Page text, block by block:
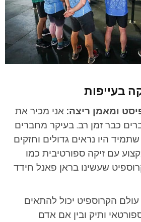
בעייפות
ומאמן ריצה: אני מכיר את
כבר זמן רב. בעיקר מחברים
היו נראים גדולים וחזקים
עם זיקה ספורטיבית כמו
שעשינו בראן פאנל חידד
הקרוספיט יכול להתאים
ותיק ובין אם אדם